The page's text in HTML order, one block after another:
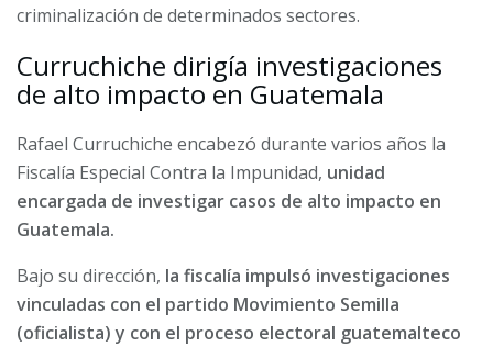
criminalización de determinados sectores.
Curruchiche dirigía investigaciones
de alto impacto en Guatemala
Rafael Curruchiche encabezó durante varios años la
Fiscalía Especial Contra la Impunidad, unidad
encargada de investigar casos de alto impacto en
Guatemala.
Bajo su dirección, la fiscalía impulsó investigaciones
vinculadas con el partido Movimiento Semilla
(oficialista) y con el proceso electoral guatemalteco